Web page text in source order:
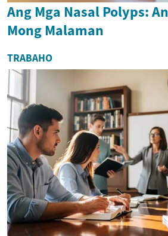
Ang Mga Nasal Polyps:
Mong Malaman
TRABAHO